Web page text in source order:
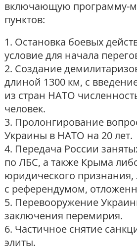
включающую программу-
пунктов:
1. Остановка боевых
условие для начала
2. Создание
длиной 1300 км, с
из стран НАТО
человек.
3. Пролонгирование
Украины в НАТО на 20 лет.
4. Передача России
по ЛБС, а также Крыма
юридического признания,
с референдумом,
5. Перевооружение
заключения перемирия.
6. Частичное снятие
элиты.